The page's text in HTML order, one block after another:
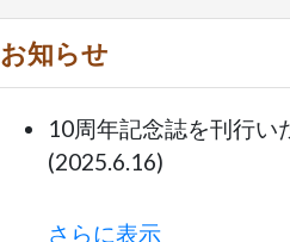
お知らせ
10周年記念誌を刊行い
(2025.6.16)
さらに表示